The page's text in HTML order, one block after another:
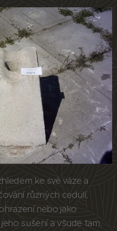
ke své váze a
různých cedulí,
nebo jako
sušení a všude tam,